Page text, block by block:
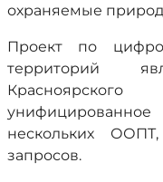
охраняемые
Проект по
территорий
нескольких
запросов.